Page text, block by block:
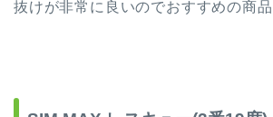
抜けが非常に良いのでおすすめの商品